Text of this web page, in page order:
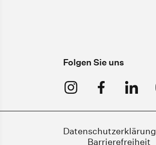
Folgen Sie uns
Datenschutzerklärung
Barrierefreiheit